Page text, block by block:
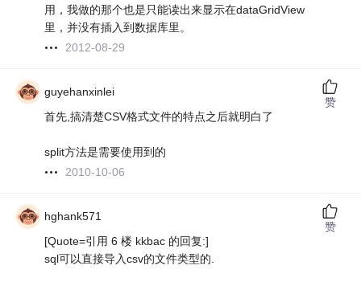
用，我做的那个也是只能读出来显示在dataGridView
里，并没有插入到数据库里。
2012-08-29
guyehanxinlei
首先,搞清楚CSV格式文件的特点之后就明白了
split方法是需要使用到的
2010-10-06
赞
hghank571
[Quote=引用 6 楼 kkbac 的回复:]
sql可以直接导入csv的文件类型的.
赞